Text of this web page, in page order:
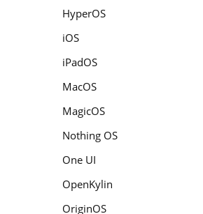
HyperOS
iOS
iPadOS
MacOS
MagicOS
Nothing OS
One UI
OpenKylin
OriginOS